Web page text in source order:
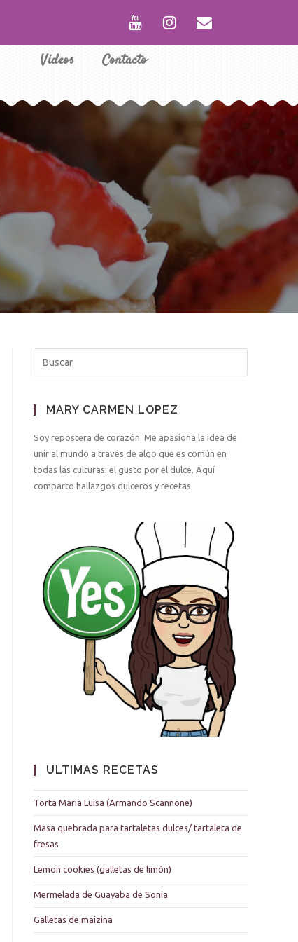
Videos Contacto
MARY CARMEN LOPEZ
Soy repostera de corazón. Me apasiona la idea de
unir al mundo a través de algo que es común en
todas las culturas: el gusto por el dulce. Aquí
comparto hallazgos dulceros y recetas
ULTIMAS RECETAS
Torta Maria Luisa (Armando Scannone)
Masa quebrada para tartaletas dulces/ tartaleta de
fresas
Lemon cookies (galletas de limón)
Mermelada de Guayaba de Sonia
Galletas de maizina